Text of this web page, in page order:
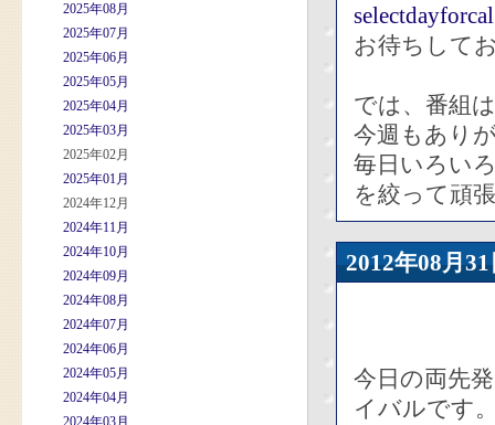
2025年08月
2025年07月
2025年06月
2025年05月
2025年04月
2025年03月
2025年02月
2025年01月
2024年12月
2024年11月
2024年10月
2024年09月
2024年08月
2024年07月
2024年06月
2024年05月
2024年04月
2024年03月
お待ちして
では、番組
今週もあり
毎日いろい
を絞って頑
2012年08
今日の両先
イバルです